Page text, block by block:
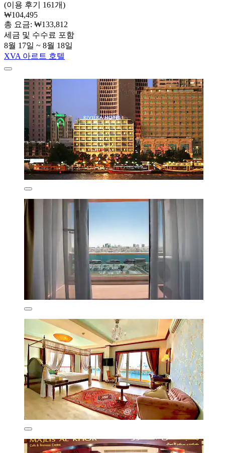
(이용 후기 161개)
₩104,495
총 요금: ₩133,812
세금 및 수수료 포함
8월 17일 ~ 8월 18일
XVA 아르트 호텔